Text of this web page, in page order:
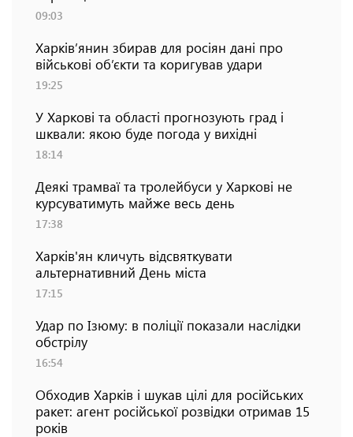
09:03
Харків’янин збирав для росіян дані про
військові об’єкти та коригував удари
19:25
У Харкові та області прогнозують град і
шквали: якою буде погода у вихідні
18:14
Деякі трамваї та тролейбуси у Харкові не
курсуватимуть майже весь день
17:38
Харків'ян кличуть відсвяткувати
альтернативний День міста
17:15
Удар по Ізюму: в поліції показали наслідки
обстрілу
16:54
Обходив Харків і шукав цілі для російських
ракет: агент російської розвідки отримав 15
років